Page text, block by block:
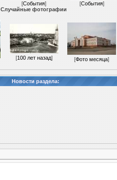
[События] [События]
Случайные фотографии
[100 лет назад] [Фото месяца]
Новости раздела: